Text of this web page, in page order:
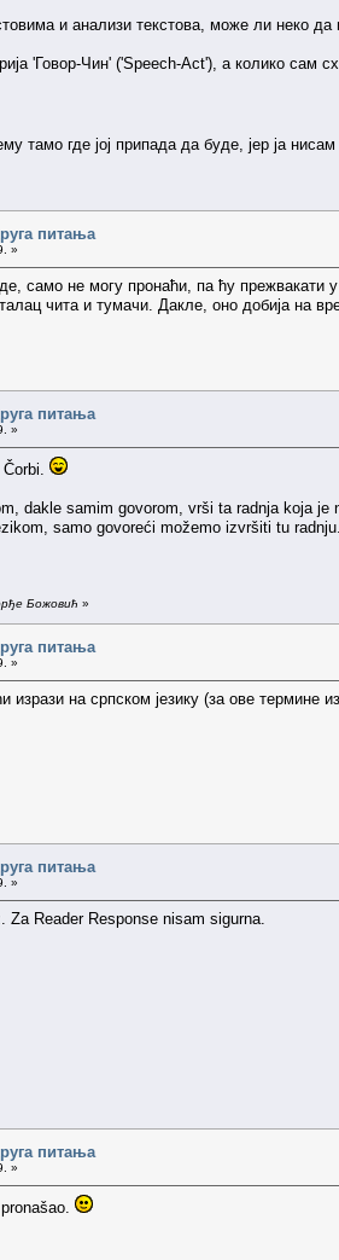
и анализи текстова, може ли неко
'Говор-Чин' ('Speech-Act'), а колико сам
тамо где јој припада да буде, јер ја нисам
питања
»
само не могу пронаћи, па ћу прежвакати
чита и тумачи. Дакле, оно добија на
питања
»
dakle samim govorom, vrši ta radnja koja
samo govoreći možemo izvršiti tu
Божовић »
питања
»
на српском језику (за ове термине
питања
»
Reader Response nisam sigurna.
питања
»